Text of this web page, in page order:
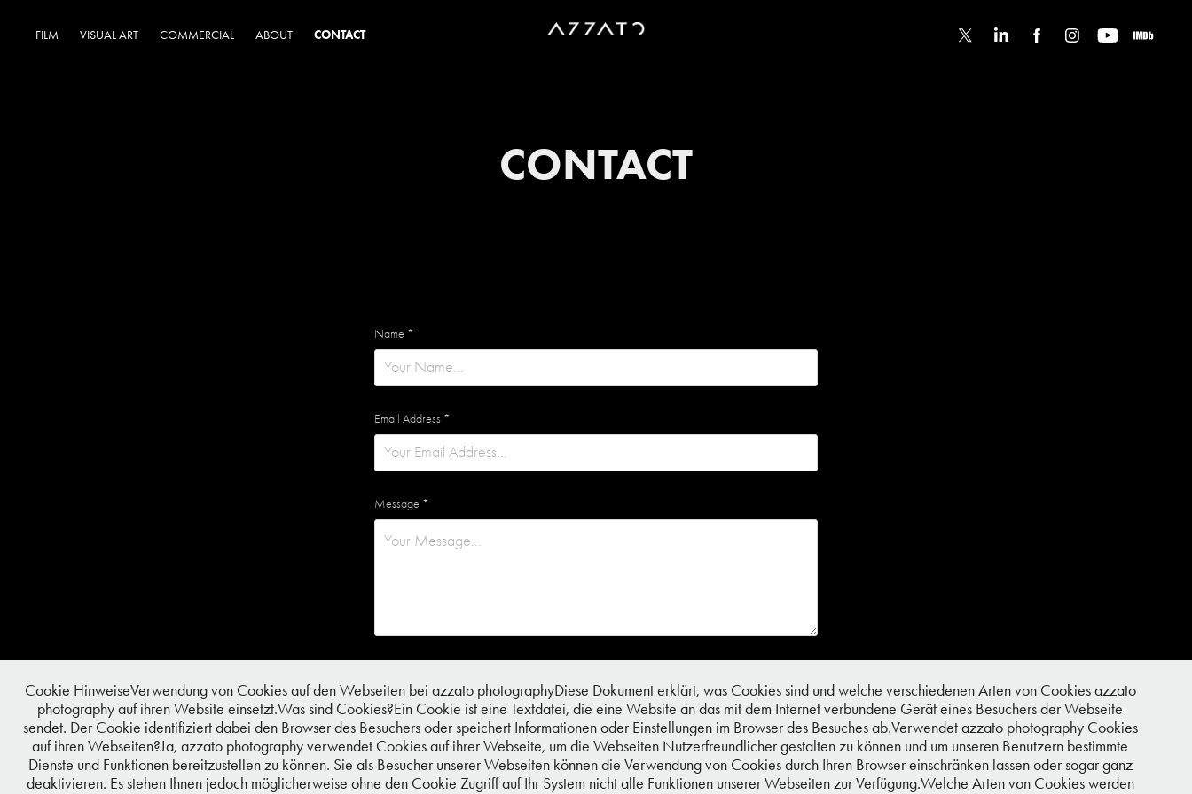
FILM VISUAL ART COMMERCIAL ABOUT CONTACT
CONTACT
Name *
Email Address *
Message *
Submit
Cookie HinweiseVerwendung von Cookies auf den Webseiten bei azzato photographyDiese Dokument erklärt, was Cookies sind und welche verschiedenen Arten von Cookies azzato
photography auf ihren Website einsetzt.Was sind Cookies?Ein Cookie ist eine Textdatei, die eine Website an das mit dem Internet verbundene Gerät eines Besuchers der Webseite
sendet. Der Cookie identifiziert dabei den Browser des Besuchers oder speichert Informationen oder Einstellungen im Browser des Besuches ab.Verwendet azzato photography Cookies
auf ihren Webseiten?Ja, azzato photography verwendet Cookies auf ihrer Webseite, um die Webseiten Nutzerfreundlicher gestalten zu können und um unseren Benutzern bestimmte
Dienste und Funktionen bereitzustellen zu können. Sie als Besucher unserer Webseiten können die Verwendung von Cookies durch Ihren Browser einschränken lassen oder sogar ganz
deaktivieren. Es stehen Ihnen jedoch möglicherweise ohne den Cookie Zugriff auf Ihr System nicht alle Funktionen unserer Webseiten zur Verfügung.Welche Arten von Cookies werden